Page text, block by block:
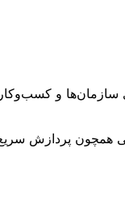
سازمان‌ها و
همچون پردازش